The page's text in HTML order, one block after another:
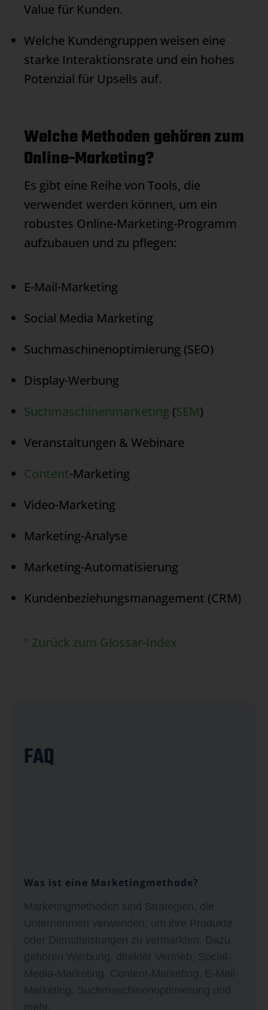
Value für Kunden.
Welche Kundengruppen weisen eine
starke Interaktionsrate und ein hohes
Potenzial für Upsells auf.
Welche Methoden gehören zum
Online-Marketing?
Es gibt eine Reihe von Tools, die
verwendet werden können, um ein
robustes Online-Marketing-Programm
aufzubauen und zu pflegen:
E-Mail-Marketing
Social Media Marketing
Suchmaschinenoptimierung (SEO)
Display-Werbung
Suchmaschinenmarketing (SEM)
Veranstaltungen & Webinare
Content-Marketing
Video-Marketing
Marketing-Analyse
Marketing-Automatisierung
Kundenbeziehungsmanagement (CRM)
" Zurück zum Glossar-Index
FAQ
Was ist eine Marketingmethode?
Marketingmethoden sind Strategien, die
Unternehmen verwenden, um ihre Produkte
oder Dienstleistungen zu vermarkten. Dazu
gehören Werbung, direkter Vertrieb, Social-
Media-Marketing, Content-Marketing, E-Mail-
Marketing, Suchmaschinenoptimierung und
mehr.